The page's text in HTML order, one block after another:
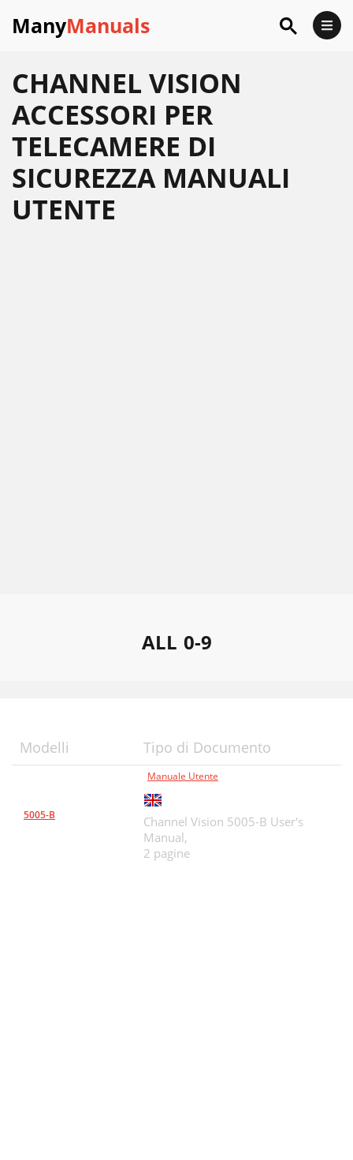
ManyManuals
CHANNEL VISION
ACCESSORI PER
TELECAMERE DI
SICUREZZA MANUALI
UTENTE
ALL 0-9
Modelli Tipo di Documento
5005-B
Manuale Utente
Channel Vision 5005-B User's
Manual,
2 pagine